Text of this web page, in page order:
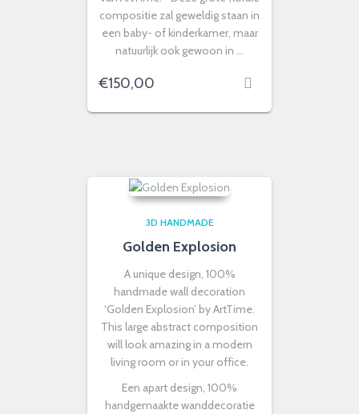
compositie zal geweldig staan in
een baby- of kinderkamer, maar
natuurlijk ook gewoon in …
€150,00
3D HANDMADE
Golden Explosion
A unique design, 100%
handmade wall decoration
‘Golden Explosion’ by ArtTime.
This large abstract composition
will look amazing in a modern
living room or in your office.
Een apart design, 100%
handgemaakte wanddecoratie